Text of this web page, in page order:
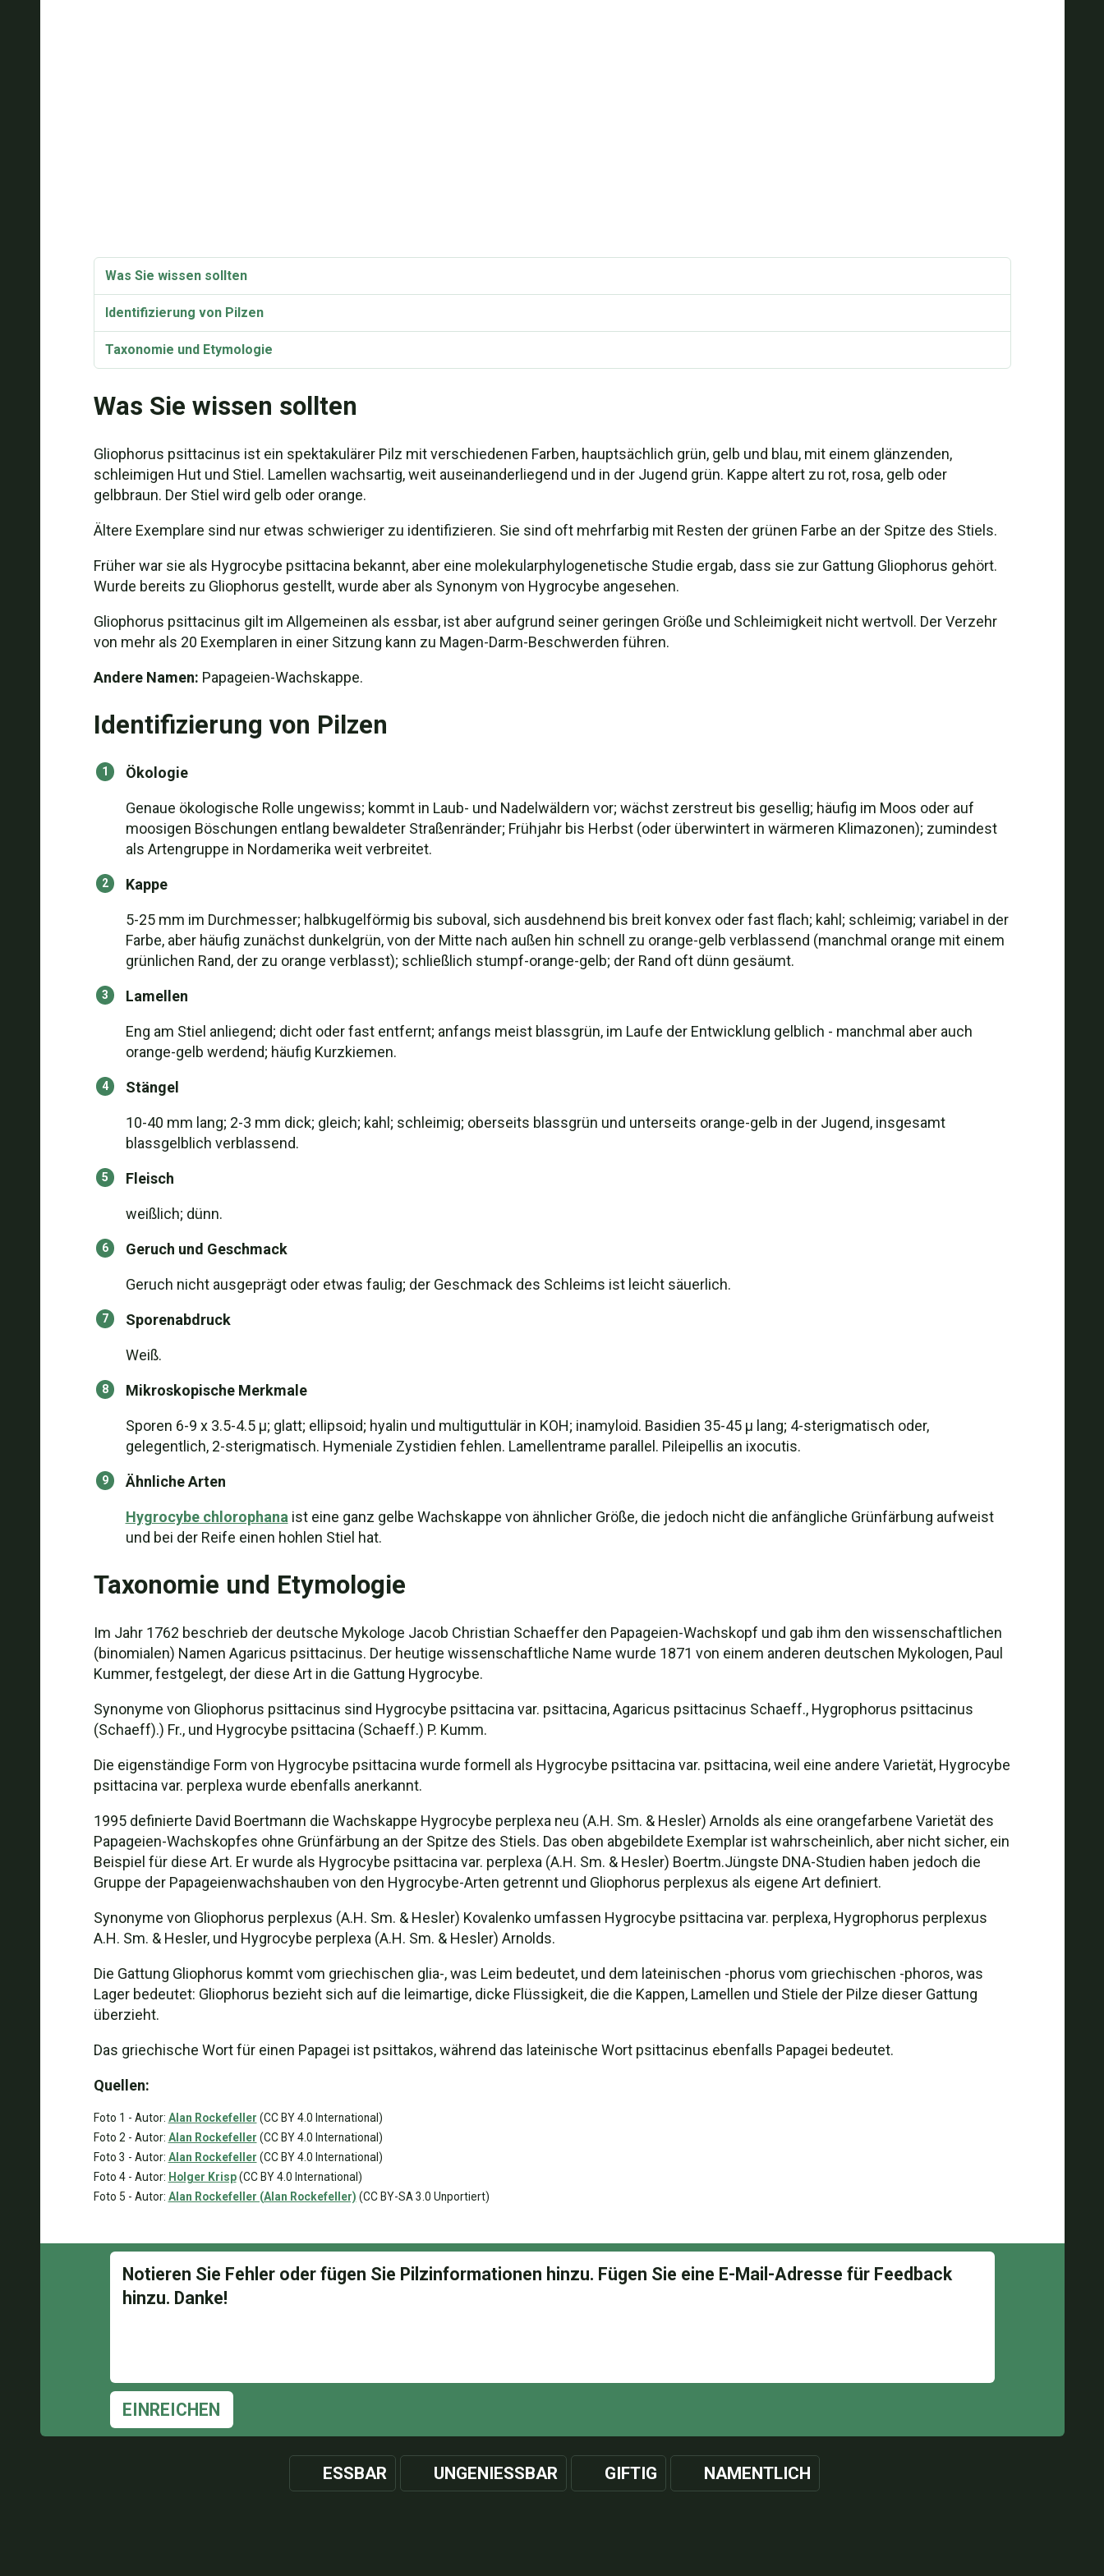
Was Sie wissen sollten
Identifizierung von Pilzen
Taxonomie und Etymologie
Was Sie wissen sollten
Gliophorus psittacinus ist ein spektakulärer Pilz mit verschiedenen Farben, hauptsächlich grün, gelb und blau, mit einem glänzenden,
schleimigen Hut und Stiel. Lamellen wachsartig, weit auseinanderliegend und in der Jugend grün. Kappe altert zu rot, rosa, gelb oder
gelbbraun. Der Stiel wird gelb oder orange.
Ältere Exemplare sind nur etwas schwieriger zu identifizieren. Sie sind oft mehrfarbig mit Resten der grünen Farbe an der Spitze des Stiels.
Früher war sie als Hygrocybe psittacina bekannt, aber eine molekularphylogenetische Studie ergab, dass sie zur Gattung Gliophorus gehört.
Wurde bereits zu Gliophorus gestellt, wurde aber als Synonym von Hygrocybe angesehen.
Gliophorus psittacinus gilt im Allgemeinen als essbar, ist aber aufgrund seiner geringen Größe und Schleimigkeit nicht wertvoll. Der Verzehr
von mehr als 20 Exemplaren in einer Sitzung kann zu Magen-Darm-Beschwerden führen.
Andere Namen: Papageien-Wachskappe.
Identifizierung von Pilzen
Ökologie
Genaue ökologische Rolle ungewiss; kommt in Laub- und Nadelwäldern vor; wächst zerstreut bis gesellig; häufig im Moos oder auf
moosigen Böschungen entlang bewaldeter Straßenränder; Frühjahr bis Herbst (oder überwintert in wärmeren Klimazonen); zumindest
als Artengruppe in Nordamerika weit verbreitet.
Kappe
5-25 mm im Durchmesser; halbkugelförmig bis suboval, sich ausdehnend bis breit konvex oder fast flach; kahl; schleimig; variabel in der
Farbe, aber häufig zunächst dunkelgrün, von der Mitte nach außen hin schnell zu orange-gelb verblassend (manchmal orange mit einem
grünlichen Rand, der zu orange verblasst); schließlich stumpf-orange-gelb; der Rand oft dünn gesäumt.
Lamellen
Eng am Stiel anliegend; dicht oder fast entfernt; anfangs meist blassgrün, im Laufe der Entwicklung gelblich - manchmal aber auch
orange-gelb werdend; häufig Kurzkiemen.
Stängel
10-40 mm lang; 2-3 mm dick; gleich; kahl; schleimig; oberseits blassgrün und unterseits orange-gelb in der Jugend, insgesamt
blassgelblich verblassend.
Fleisch
weißlich; dünn.
Geruch und Geschmack
Geruch nicht ausgeprägt oder etwas faulig; der Geschmack des Schleims ist leicht säuerlich.
Sporenabdruck
Weiß.
Mikroskopische Merkmale
Sporen 6-9 x 3.5-4.5 µ; glatt; ellipsoid; hyalin und multiguttulär in KOH; inamyloid. Basidien 35-45 µ lang; 4-sterigmatisch oder,
gelegentlich, 2-sterigmatisch. Hymeniale Zystidien fehlen. Lamellentrame parallel. Pileipellis an ixocutis.
Ähnliche Arten
Hygrocybe chlorophana ist eine ganz gelbe Wachskappe von ähnlicher Größe, die jedoch nicht die anfängliche Grünfärbung aufweist
und bei der Reife einen hohlen Stiel hat.
Taxonomie und Etymologie
Im Jahr 1762 beschrieb der deutsche Mykologe Jacob Christian Schaeffer den Papageien-Wachskopf und gab ihm den wissenschaftlichen
(binomialen) Namen Agaricus psittacinus. Der heutige wissenschaftliche Name wurde 1871 von einem anderen deutschen Mykologen, Paul
Kummer, festgelegt, der diese Art in die Gattung Hygrocybe.
Synonyme von Gliophorus psittacinus sind Hygrocybe psittacina var. psittacina, Agaricus psittacinus Schaeff., Hygrophorus psittacinus
(Schaeff).) Fr., und Hygrocybe psittacina (Schaeff.) P. Kumm.
Die eigenständige Form von Hygrocybe psittacina wurde formell als Hygrocybe psittacina var. psittacina, weil eine andere Varietät, Hygrocybe
psittacina var. perplexa wurde ebenfalls anerkannt.
1995 definierte David Boertmann die Wachskappe Hygrocybe perplexa neu (A.H. Sm. & Hesler) Arnolds als eine orangefarbene Varietät des
Papageien-Wachskopfes ohne Grünfärbung an der Spitze des Stiels. Das oben abgebildete Exemplar ist wahrscheinlich, aber nicht sicher, ein
Beispiel für diese Art. Er wurde als Hygrocybe psittacina var. perplexa (A.H. Sm. & Hesler) Boertm.Jüngste DNA-Studien haben jedoch die
Gruppe der Papageienwachshauben von den Hygrocybe-Arten getrennt und Gliophorus perplexus als eigene Art definiert.
Synonyme von Gliophorus perplexus (A.H. Sm. & Hesler) Kovalenko umfassen Hygrocybe psittacina var. perplexa, Hygrophorus perplexus
A.H. Sm. & Hesler, und Hygrocybe perplexa (A.H. Sm. & Hesler) Arnolds.
Die Gattung Gliophorus kommt vom griechischen glia-, was Leim bedeutet, und dem lateinischen -phorus vom griechischen -phoros, was
Lager bedeutet: Gliophorus bezieht sich auf die leimartige, dicke Flüssigkeit, die die Kappen, Lamellen und Stiele der Pilze dieser Gattung
überzieht.
Das griechische Wort für einen Papagei ist psittakos, während das lateinische Wort psittacinus ebenfalls Papagei bedeutet.
Quellen:
Foto 1 - Autor: Alan Rockefeller (CC BY 4.0 International)
Foto 2 - Autor: Alan Rockefeller (CC BY 4.0 International)
Foto 3 - Autor: Alan Rockefeller (CC BY 4.0 International)
Foto 4 - Autor: Holger Krisp(CC BY 4.0 International)
Foto 5 - Autor: Alan Rockefeller (Alan Rockefeller) (CC BY-SA 3.0 Unportiert)
EINREICHEN
ESSBAR UNGENIESSBAR GIFTIG NAMENTLICH